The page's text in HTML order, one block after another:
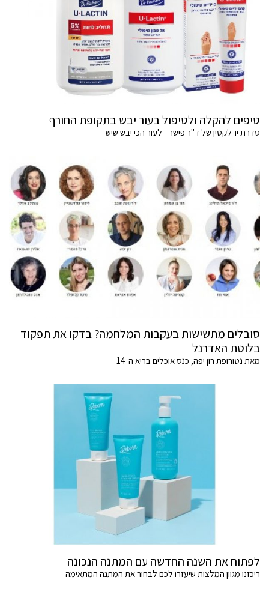
טיפים להקלה ולטיפול בעור יבש בתקופת החורף
סדרת יו-לקטין של ד"ר פישר - לעור הכי יבש שיש
סובלים מתשישות בעקבות המלחמה? בדקו את תפקוד
בלוטת האדרנל
מאת נטורופת רון יפה, כנס אוכלים בריא ה-14
לפתוח את השנה החדשה עם המתנה הנכונה
ריכזנו מגוון המלצות שיעזרו לכם לבחור את המתנה המתאימה